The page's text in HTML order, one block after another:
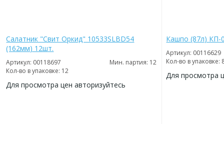
Салатник "Свит Оркид" 10533SLBD54
(162мм) 12шт.
Артикул: 00118697
Мин. партия: 12
Кол-во в упаковке: 12
Для просмотра цен авторизуйтесь
Кашпо (87л) КП-
Артикул: 00116629
Кол-во в упаковке:
Для просмотра